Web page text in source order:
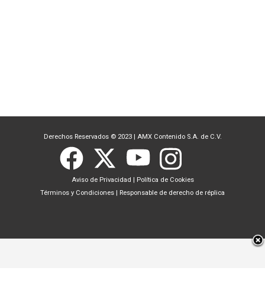
Derechos Reservados © 2023 | AMX Contenido S.A. de C.V.
Aviso de Privacidad | Política de Cookies
Términos y Condiciones | Responsable de derecho de réplica